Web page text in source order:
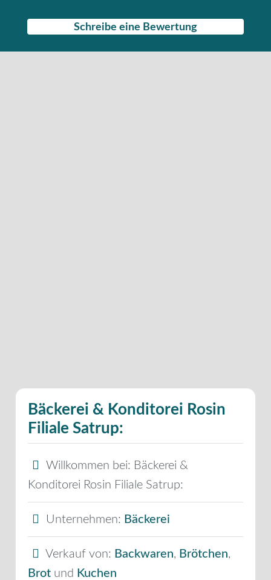
Schreibe eine Bewertung
Bäckerei & Konditorei Rosin
Filiale Satrup:
Willkommen bei: Bäckerei &
Konditorei Rosin Filiale Satrup:
Unternehmen: Bäckerei
Verkauf von: Backwaren, Brötchen,
Brot und Kuchen